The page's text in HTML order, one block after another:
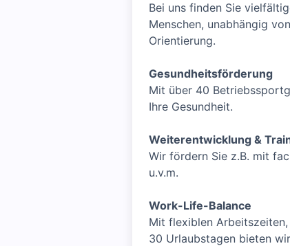
Bei uns finden Sie
Menschen, unabhängig
Orientierung.
Gesundheitsförderung
Mit über 40
Ihre Gesundheit.
Weiterentwicklung &
Wir fördern Sie z.B. mit
u.v.m.
Work-Life-Balance
Mit flexiblen
30 Urlaubstagen bieten